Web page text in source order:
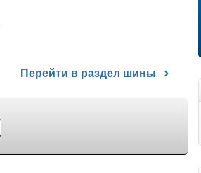
Перейти в раздел шины